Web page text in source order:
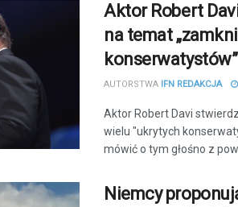
Aktor Robert
na temat
AUTORSTWA IFN REDAKCJA
Aktor Robert Davi
wielu "ukrytych
mówić o tym głośno z
Niemcy